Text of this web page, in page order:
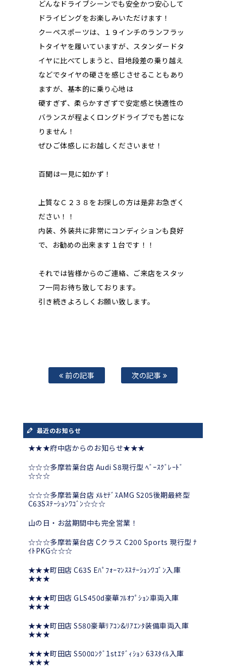
どんなドライブシーンでも安全かつ安心して
ドライビングをお楽しみいただけます！
クーペスポーツは、１９インチのランフラッ
トタイヤを履いていますが、スタンダードタ
イヤに比べてしまうと、目地段差の乗り越え
などでタイヤの硬さを感じさせることもあり
ますが、基本的に乗り心地は
硬すぎず、柔らかすぎずで安定感と快適性の
バランスが程よくロングドライブでも苦にな
りません！
ぜひご体感しにお越しくださいませ！
百聞は一見に如かず！
上質なＣ２３８をお探しの方は是非お急ぎく
ださい！！
内装、外装共に非常にコンディションも良好
で、お勧めの出来ます１台です！！
それでは皆様からのご連絡、ご来店をスタッ
フ一同お待ち致しております。
引き続きよろしくお願い致します。
前の記事 次の記事
最近のお知らせ
★★★府中店からのお知らせ★★★
☆☆☆多摩若葉台店 Audi S8現行型 ﾍﾞｰｽｸﾞﾚｰﾄﾞ
☆☆☆
☆☆☆多摩若葉台店 ﾒﾙｾﾃﾞｽAMG S205後期最終型
C63Sｽﾃｰｼｮﾝﾜｺﾞﾝ☆☆☆
山の日・お盆期間中も完全営業！
☆☆☆多摩若葉台店 Cクラス C200 Sports 現行型 ﾅ
ｲﾄPKG☆☆☆
★★★町田店 C63S Eﾊﾟﾌｫｰﾏﾝｽｽﾃｰｼｮﾝﾜｺﾞﾝ入庫
★★★
★★★町田店 GLS450d豪華ﾌﾙｵﾌﾟｼｮﾝ車両入庫
★★★
★★★町田店 S580豪華ﾘｱｺﾝ&ﾘｱｴﾝﾀ装備車両入庫
★★★
★★★町田店 S500ﾛﾝｸﾞ1stｴﾃﾞｨｼｮﾝ 63ｽﾀｲﾙ入庫
★★★